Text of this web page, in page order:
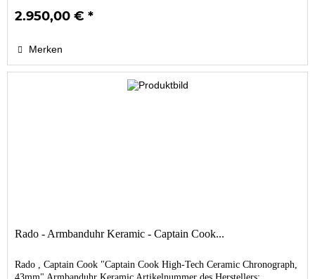
2.950,00 € *
Merken
Rado - Armbanduhr Keramic - Captain Cook...
Rado , Captain Cook "Captain Cook High-Tech Ceramic Chronograph,